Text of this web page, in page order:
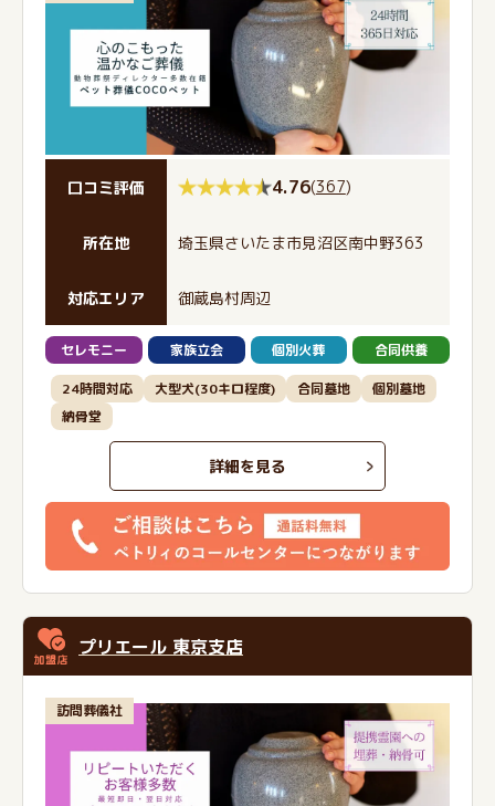
口コミ評価 4.76(367)
所在地 埼玉県さいたま市見沼区南中野363
対応エリア 御蔵島村周辺
セレモニー 家族立会 個別火葬 合同供養
24時間対応 大型犬(30キロ程度) 合同墓地
個別墓地
納骨堂
詳細を見る
プリエール 東京支店
訪問葬儀社